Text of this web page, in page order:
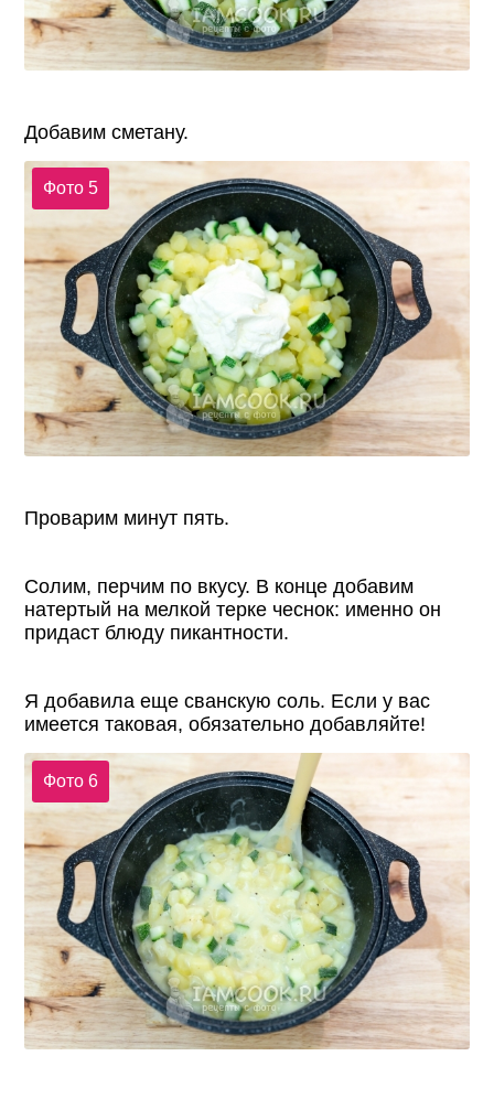
Добавим сметану.
Фото 5
Проварим минут пять.
Солим, перчим по вкусу. В конце добавим
натертый на мелкой терке чеснок: именно он
придаст блюду пикантности.
Я добавила еще сванскую соль. Если у вас
имеется таковая, обязательно добавляйте!
Фото 6